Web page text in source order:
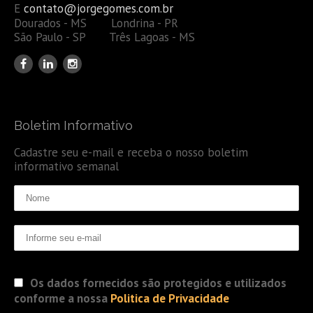
E contato@jorgegomes.com.br
Dourados - MS Londrina - PR
São Paulo - SP Três Lagoas - MS
Boletim Informativo
Cadastre seu e-mail e receba o nosso boletim
informativo semanal
Os dados fornecidos são protegidos e utilizados
conforme a nossa Politica de Privacidade